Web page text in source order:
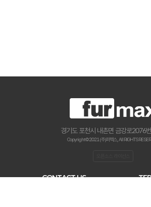
경기도 포천시 내촌면 금강로2076
Copyright © 2021 (주)퍼맥스., All RIGHTS
CONTACT US